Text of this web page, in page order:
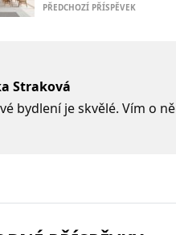
PŘEDCHOZÍ PŘÍSPĚVEK
Straková
bydlení je skvělé. Vím o